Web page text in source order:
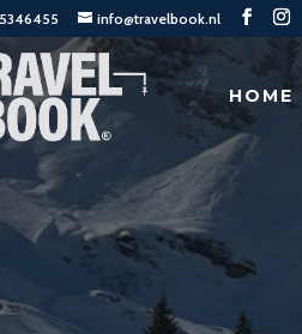
info@travelbook.nl
HOME